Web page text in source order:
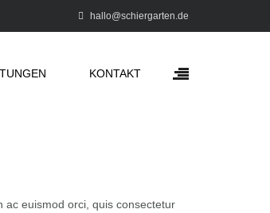
hallo@schiergarten.de
KONTAKT
ac euismod orci, quis consectetur